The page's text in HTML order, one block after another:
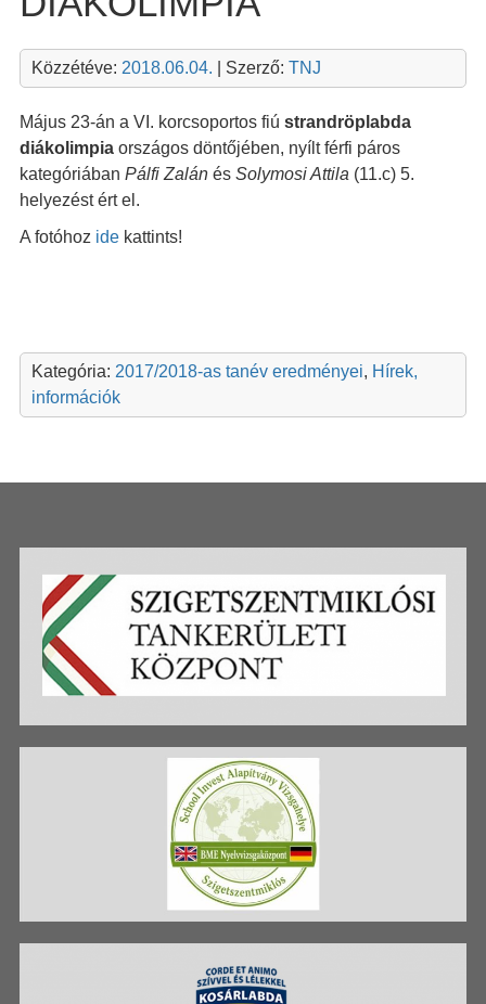
Közzétéve: 2018.06.04. | Szerző: TNJ
Május 23-án a VI. korcsoportos fiú strandröplabda
diákolimpiaországos döntőjében, nyílt férfi páros
kategóriában Pálfi Zalánés Solymosi Attila (11.c) 5.
helyezést ért el.
A fotóhoz idekattints!
Kategória: 2017/2018-as tanév eredményei, Hírek,
információk